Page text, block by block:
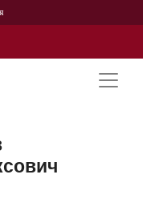
Персоналии
История